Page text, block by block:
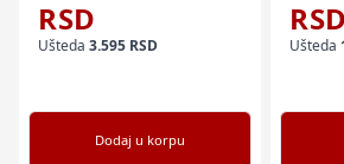
RSD
Ušteda 3.595 RSD
Dodaj u korpu
RSD
Ušteda